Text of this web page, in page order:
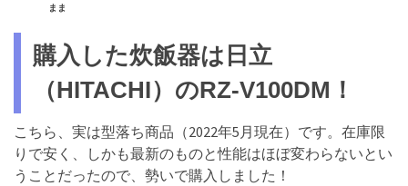
まま
購入した炊飯器は日立
（HITACHI）のRZ-V100DM！
こちら、実は型落ち商品（2022年5月現在）です。在庫限
りで安く、しかも最新のものと性能はほぼ変わらないとい
うことだったので、勢いで購入しました！